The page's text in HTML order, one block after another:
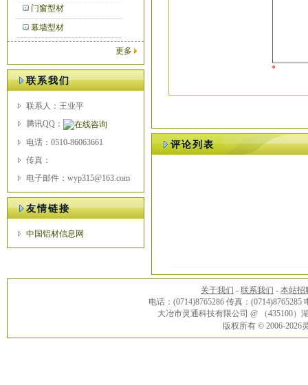
门窗型材
幕墙型材
更多
联系我们
联系人：王业平
腾讯QQ：
电话：0510-86063661
传真：
电子邮件：wyp315@163.com
友情链接
中国铝材信息网
*
评论列表
关于我们 - 联系我们 - 本站招
电话：(0714)8765286 传真：(0714)8765285
大冶市灵通科技有限公司 @ （435100
版权所有 © 2006-2026